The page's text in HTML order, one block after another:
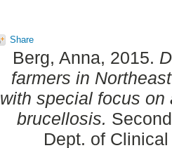
Share
Berg, Anna, 2015.
farmers in
with special focus
brucellosis.
Dept. of